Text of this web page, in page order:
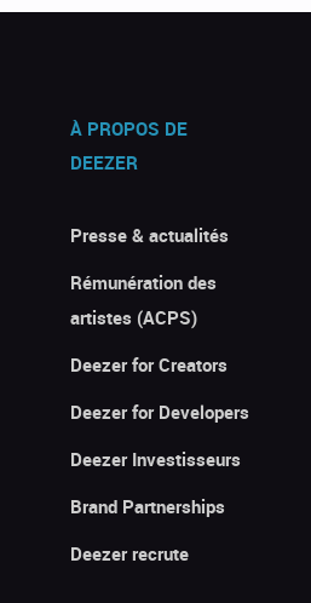
À PROPOS DE
DEEZER
Presse & actualités
Rémunération des
artistes (ACPS)
Deezer for Creators
Deezer for Developers
Deezer Investisseurs
Brand Partnerships
Deezer recrute